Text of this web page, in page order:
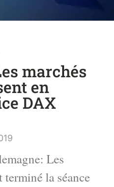
marchés
en
DAX
Les
la séance